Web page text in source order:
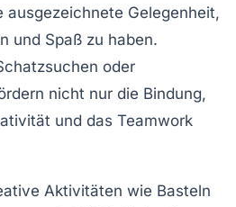
ausgezeichnete Gelegenheit,
und Spaß zu haben.
oder
nicht nur die Bindung,
und das Teamwork
Aktivitäten wie Basteln